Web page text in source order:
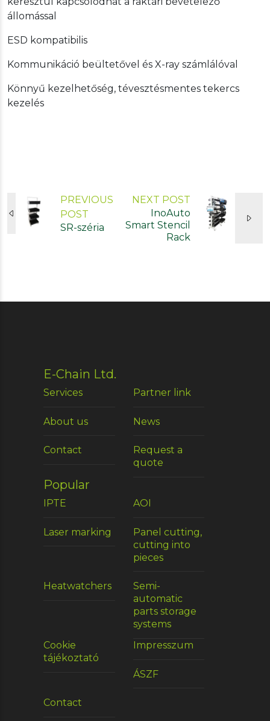
állomással
ESD kompatibilis
Kommunikáció beültetővel és X-ray számlálóval
Könnyű kezelhetőség, tévesztésmentes tekercs
kezelés
PREVIOUS
POST
SR-széria
NEXT POST
InoAuto
Smart Stencil
Rack
E-Chain Ltd.
Services Partner link
About us News
Contact
Request a
quote
Popular
IPTE AOI
Laser marking
Panel cutting,
cutting into
pieces
Heatwatchers
Semi-
automatic
parts storage
systems
Cookie
tájékoztató
Impresszum
ÁSZF
Contact